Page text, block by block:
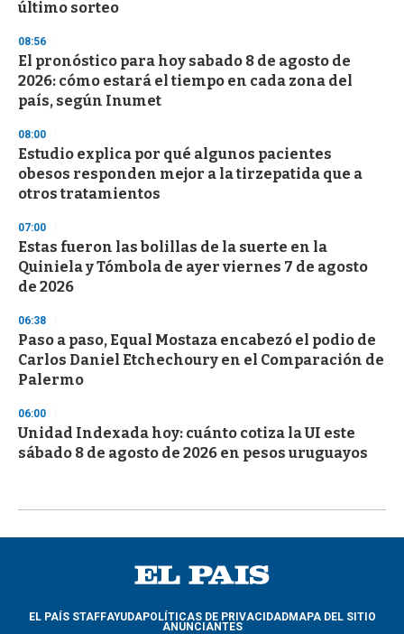
último sorteo
08:56
El pronóstico para hoy sabado 8 de agosto de
2026: cómo estará el tiempo en cada zona del
país, según Inumet
08:00
Estudio explica por qué algunos pacientes
obesos responden mejor a la tirzepatida que a
otros tratamientos
07:00
Estas fueron las bolillas de la suerte en la
Quiniela y Tómbola de ayer viernes 7 de agosto
de 2026
06:38
Paso a paso, Equal Mostaza encabezó el podio de
Carlos Daniel Etchechoury en el Comparación de
Palermo
06:00
Unidad Indexada hoy: cuánto cotiza la UI este
sábado 8 de agosto de 2026 en pesos uruguayos
EL PAÍS STAFFAYUDAPOLÍTICAS DE PRIVACIDADMAPA DEL SITIO
ANUNCIANTES